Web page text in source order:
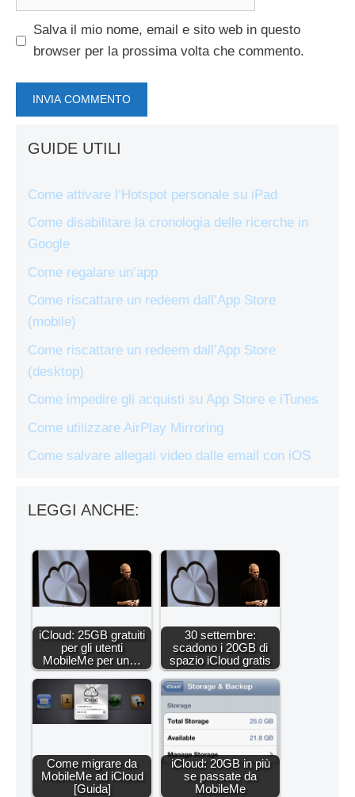
Salva il mio nome, email e sito web in questo
browser per la prossima volta che commento.
GUIDE UTILI
Come attivare l’Hotspot personale su iPad
Come disabilitare la cronologia delle ricerche in
Google
Come regalare un’app
Come riscattare un redeem dall’App Store
(mobile)
Come riscattare un redeem dall’App Store
(desktop)
Come impedire gli acquisti su App Store e iTunes
Come utilizzare AirPlay Mirroring
Come salvare allegati video dalle email con iOS
LEGGI ANCHE:
iCloud: 25GB gratuiti
per gli utenti
MobileMe per un…
30 settembre:
scadono i 20GB di
spazio iCloud gratis
Come migrare da
MobileMe ad iCloud
[Guida]
iCloud: 20GB in più
se passate da
MobileMe